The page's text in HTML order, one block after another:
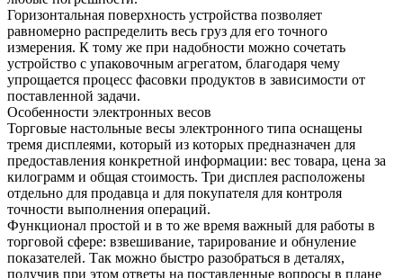
Горизонтальная поверхность устройства позволяет
равномерно распределить весь груз для его точного
измерения. К тому же при надобности можно сочетать
устройство с упаковочным агрегатом, благодаря чему
упрощается процесс фасовки продуктов в зависимости от
поставленной задачи.
Особенности электронных весов
Торговые настольные весы электронного типа оснащены
тремя дисплеями, который из которых предназначен для
предоставления конкретной информации: вес товара, цена за
килограмм и общая стоимость. Три дисплея расположены
отдельно для продавца и для покупателя для контроля
точности выполнения операций.
Функционал простой и в то же время важный для работы в
торговой сфере: взвешивание, тарирование и обнуление
показателей. Так можно быстро разобраться в деталях,
получив при этом ответы на поставленные вопросы в плане